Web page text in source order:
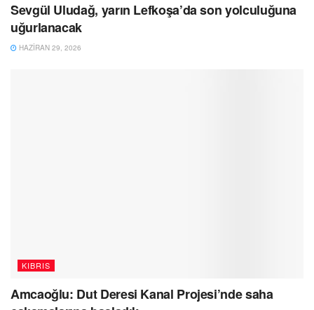
Sevgül Uludağ, yarın Lefkoşa’da son yolculuğuna
uğurlanacak
HAZIRAN 29, 2026
KIBRIS
Amcaoğlu: Dut Deresi Kanal Projesi’nde saha